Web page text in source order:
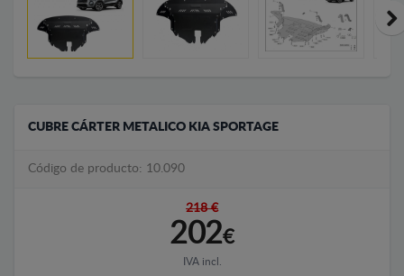
CUBRE CÁRTER METALICO KIA SPORTAGE
Código de producto: 10.090
218 €
202€
IVA incl.